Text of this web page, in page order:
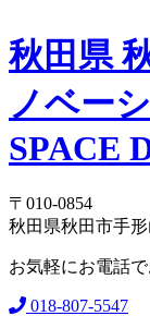
秋田県
ノベー
SPACE
〒010-0854
秋田県秋田市手
お気軽にお電話
018-807-5547